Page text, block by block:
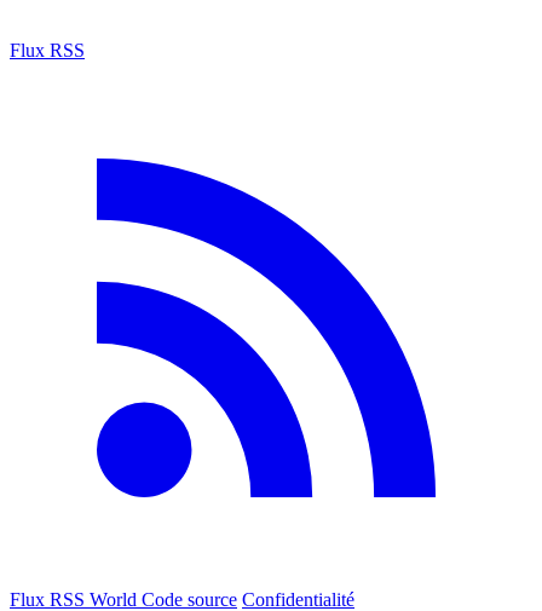
Flux RSS
Flux RSS World Code source Confidentialité